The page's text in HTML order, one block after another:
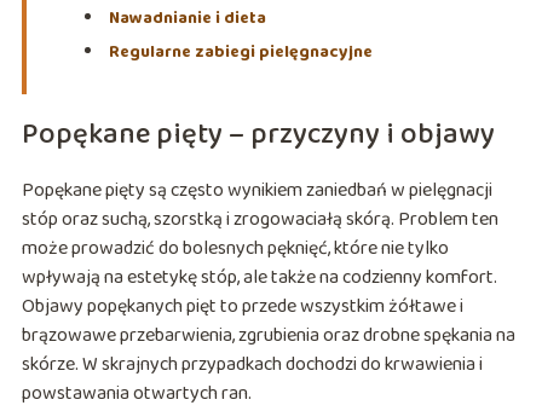
Nawadnianie i dieta
Regularne zabiegi pielęgnacyjne
Popękane pięty – przyczyny i objawy
Popękane pięty są często wynikiem zaniedbań w pielęgnacji
stóp oraz suchą, szorstką i zrogowaciałą skórą. Problem ten
może prowadzić do bolesnych pęknięć, które nie tylko
wpływają na estetykę stóp, ale także na codzienny komfort.
Objawy popękanych pięt to przede wszystkim żółtawe i
brązowawe przebarwienia, zgrubienia oraz drobne spękania na
skórze. W skrajnych przypadkach dochodzi do krwawienia i
powstawania otwartych ran.